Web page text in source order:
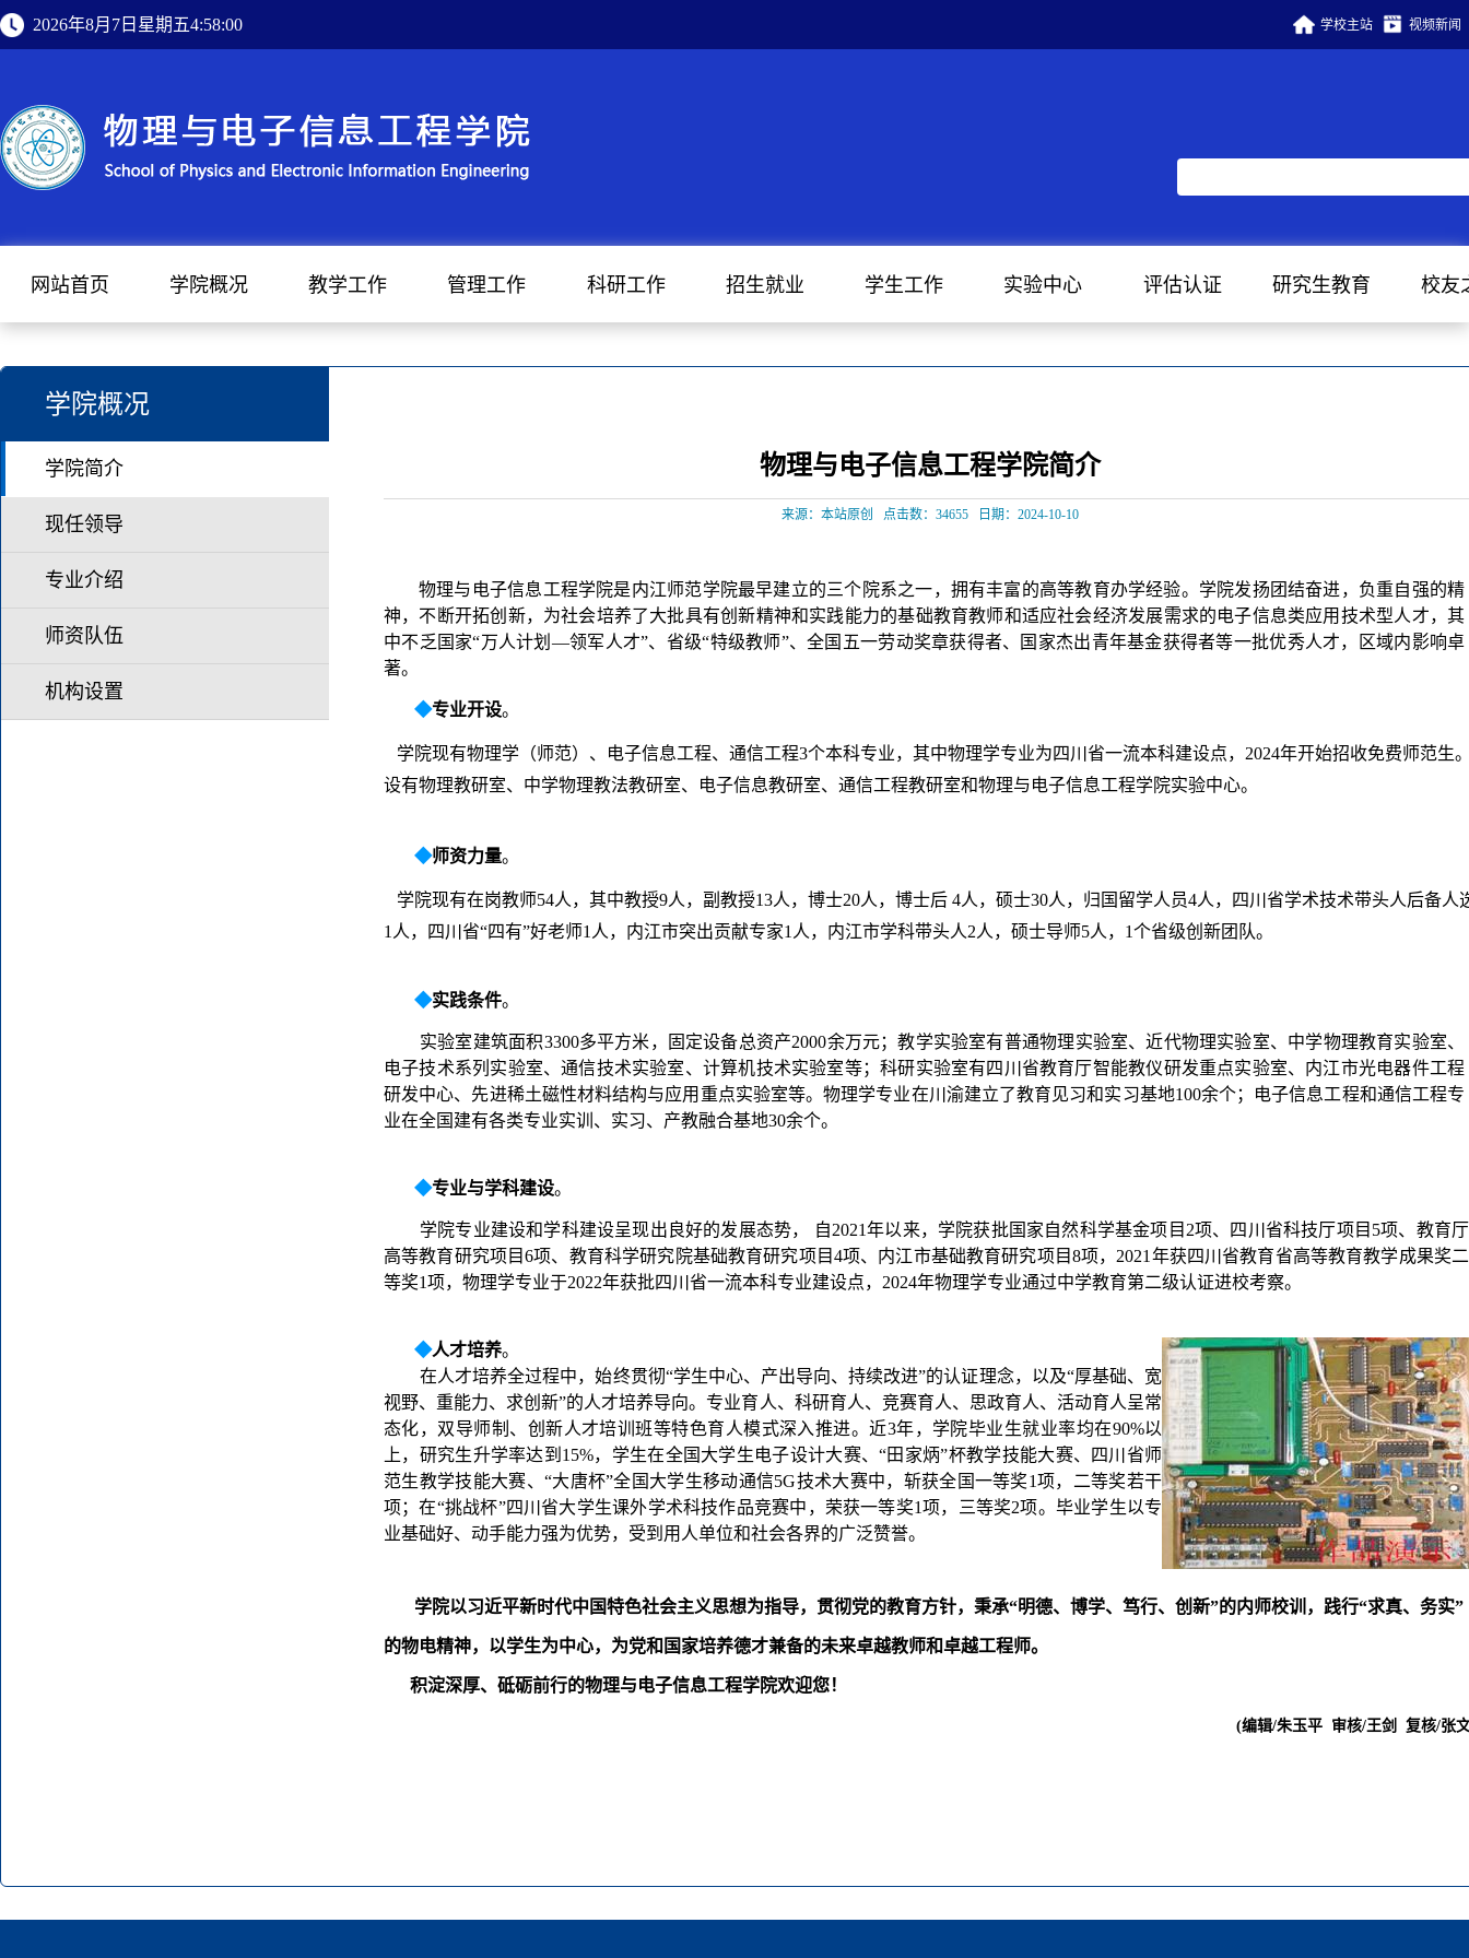
2026年8月7日星期五4:58:00 学校主站 视频新闻
网站首页 学院概况 教学工作 管理工作 科研工作 招生就业 学生工作 实验中心 评估认证 研究生教育 校友
学院概况
学院简介
现任领导
专业介绍
师资队伍
机构设置
物理与电子信息工程学院简介
来源：本站原创 点击数： 34655 日期：2024-10-10
物理与电子信息工程学院是内江师范学院最早建立的三个院系之一，拥有丰富的高等教育办学经验。学院发扬团结奋进，负重自强的精
神，不断开拓创新，为社会培养了大批具有创新精神和实践能力的基础教育教师和适应社会经济发展需求的电子信息类应用技术型人才，其
中不乏国家“万人计划 —领军人才”、省级“特级教师”、全国五一劳动奖章获得者、国家杰出青年基金获得者等一批优秀人才，区域内影响卓
著。
◆专业开设。
学院现有物理学 （师范） 、电子信息工程、通信工程3个本科专业，其中物理学专业为四川省一流本科建设点， 2024年开始招收免费师范生
设有物理教研室、 中学物理教法教研室、 电子信息教研室、通信工程教研室和物理与电子信息工程学院实验中心。
◆师资力量。
学院现有在岗教师54人，其中教授9人，副教授13人，博士20人，博士后 4人，硕士30人，归国留学人员4人，四川省学术技术带头人后备人
1 人，四川省“四有”好老师1 人，内江市突出贡献专家1 人，内江市学科带头人2人，硕士导师5人， 1个省级创新团队。
◆实践条件。
实验室建筑面积3300多平方米，固定设备总资产2000余万元；教学实验室有普通物理实验室、近代物理实验室、中学物理教育实验室、
电子技术系列实验室、通信技术实验室、计算机技术实验室等；科研实验室有四川省教育厅智能教仪研发重点实验室、内江市光电器件工程
研发中心、先进稀土磁性材料结构与应用重点实验室等。物理学专业在川渝建立了教育见习和实习基地100余个；电子信息工程和通信工程专
业在全国建有各类专业实训、实习、产教融合基地30余个。
◆专业与学科建设。
学院专业建设和学科建设呈现出良好的发展态势， 自2021年以来，学院获批国家自然科学基金项目 2项、四川省科技厅项目 5项、教育厅
高等教育研究项目6项、教育科学研究院基础教育研究项目4项、内江市基础教育研究项目8项， 2021 年获四川省教育省高等教育教学成果奖二
等奖1项，物理学专业于2022年获批四川省一流本科专业建设点， 2024年物理学专业通过中学教育第二级认证进校考察。
◆人才培养。
在人才培养全过程中，始终贯彻“学生中心、产出导向、持续改进”的认证理念，以及“厚基础、宽
视野、重能力、求创新”的人才培养导向。专业育人、 科研育人、竞赛育人、思政育人、活动育人呈常
态化，双导师制、创新人才培训班等特色育人模式深入推进。近3年，学院毕业生就业率均在90%以
上， 研究生升学率达到 15%，学生在全国大学生电子设计大赛、“田家炳”杯教学技能大赛、四川省师
范生教学技能大赛、 “大唐杯”全国大学生移动通信5G技术大赛中，斩获全国一等奖1项，二等奖若干
项；在“挑战杯”四川省大学生课外学术科技作品竞赛中，荣获一等奖1项， 三等奖2项。毕业学生以专
业基础好、动手能力强为优势，受到用人单位和社会各界的广泛赞誉。
学院以习近平新时代中国特色社会主义思想为指导，贯彻党的教育方针，秉承“明德、博学、笃行、创新”的内师校训，践行“求真、务实”
的物电精神，以学生为中心，为党和国家培养德才兼备的未来卓越教师和卓越工程师。
积淀深厚、砥砺前行的物理与电子信息工程学院欢迎您！
(编辑/朱玉平 审核/王剑 复核/张